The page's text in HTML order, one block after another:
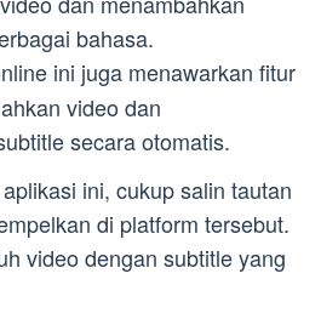
bahasa.
ini juga menawarkan fitur
video dan
secara otomatis.
ini, cukup salin tautan
di platform tersebut.
video dengan subtitle yang